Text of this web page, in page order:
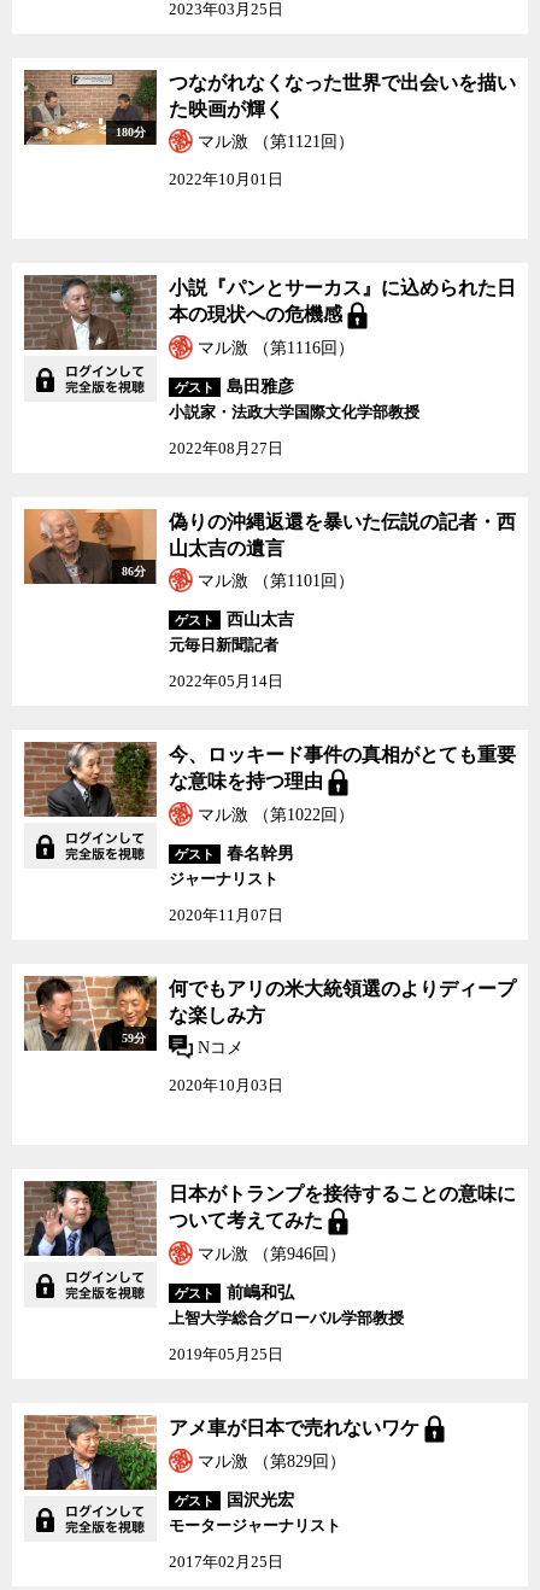
2023年03月25日
180分
つながれなくなった世界で出会いを描い
た映画が輝く
マル激 （第1121回）
2022年10月01日
小説『パンとサーカス』に込められた日
本の現状への危機感
マル激 （第1116回）
ゲスト
島田雅彦
小説家・法政大学国際文化学部教授
2022年08月27日
86分
偽りの沖縄返還を暴いた伝説の記者・西
山太吉の遺言
マル激 （第1101回）
ゲスト
西山太吉
元毎日新聞記者
2022年05月14日
今、ロッキード事件の真相がとても重要
な意味を持つ理由
マル激 （第1022回）
ゲスト
春名幹男
ジャーナリスト
2020年11月07日
59分
何でもアリの米大統領選のよりディープ
な楽しみ方
Nコメ
2020年10月03日
日本がトランプを接待することの意味に
ついて考えてみた
マル激 （第946回）
ゲスト
前嶋和弘
上智大学総合グローバル学部教授
2019年05月25日
アメ車が日本で売れないワケ
マル激 （第829回）
ゲスト
国沢光宏
モータージャーナリスト
2017年02月25日